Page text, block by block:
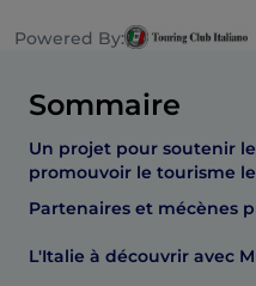
Powered By:
Sommaire
Un projet pour soutenir
promouvoir le tourisme
Partenaires et mécènes
L'Italie à découvrir avec